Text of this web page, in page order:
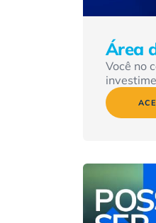
Área
Você no